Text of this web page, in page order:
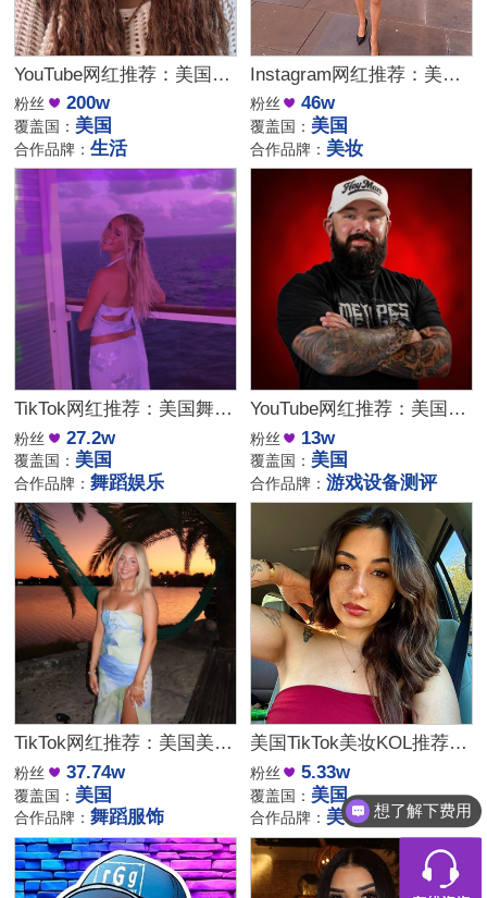
YouTube网红推荐：美国生活方式Vlog博主，200万粉家庭达人合作
粉丝 200w
覆盖国： 美国
合作品牌：生活
Instagram网红推荐：美国美妆护肤博主，46万粉幽默科普达人合作
粉丝 46w
覆盖国： 美国
合作品牌： 美妆
TikTok网红推荐：美国舞蹈美女娱乐达人资源
粉丝 27.2w
覆盖国： 美国
合作品牌：舞蹈娱乐
YouTube网红推荐：美国游戏设备科技测评博主
粉丝 13w
覆盖国： 美国
合作品牌：游戏设备测评
TikTok网红推荐：美国美女日常博主，高互动舞蹈服饰达人合作
粉丝 37.74w
覆盖国： 美国
合作品牌：舞蹈服饰
美国TikTok美妆KOL推荐：5万粉高互动美女日常博主
粉丝 5.33w
覆盖国： 美国
合作品牌： 美妆 想了解下费用